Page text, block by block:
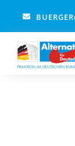
springen